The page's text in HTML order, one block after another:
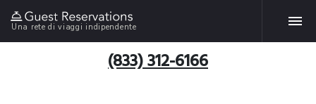
Una rete di viaggi indipendente
(833) 312-6166